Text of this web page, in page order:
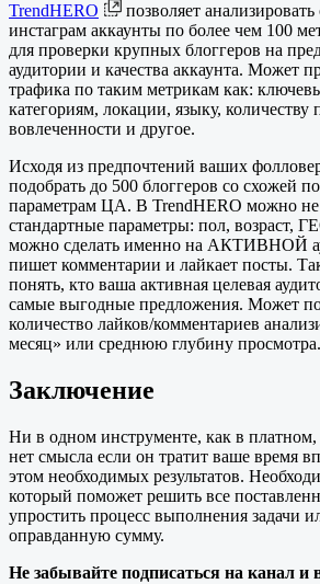
TrendHERO
позволяет
инстаграм аккаунты по более чем 100
для проверки крупных блоггеров на
аудитории и качества аккаунта. Может
трафика по таким метрикам как:
категориям, локации, языку, количеству
вовлеченности и другое.
Исходя из предпочтений ваших
подобрать до 500 блоггеров со схожей
параметрам ЦА. В TrendHERO можно не
стандартные параметры: пол, возраст,
можно сделать именно на АКТИВНОЙ
пишет комментарии и лайкает посты.
понять, кто ваша активная целевая
самые выгодные предложения. Может
количество лайков/комментариев
месяц» или среднюю глубину просмотра.
Заключение
Ни в одном инструменте, как в платном,
нет смысла если он тратит ваше время
этом необходимых результатов.
который поможет решить все
упростить процесс выполнения задачи
оправданную сумму.
Не забывайте подписаться на канал и